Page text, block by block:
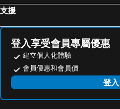
支援
登入享受會員專屬優惠
建立個人化體驗
會員優惠和會員價
登入